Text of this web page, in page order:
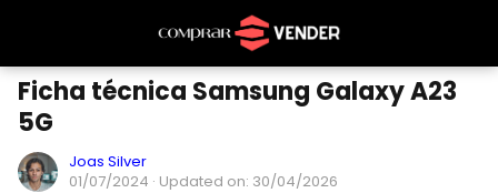
Ficha técnica Samsung Galaxy A23
5G
Joas Silver
01/07/2024 · Updated on: 30/04/2026